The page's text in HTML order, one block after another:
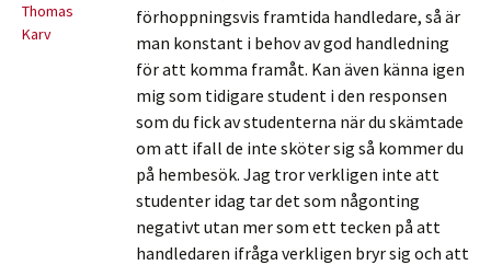
Thomas
Karv
förhoppningsvis framtida handledare, så är
man konstant i behov av god handledning
för att komma framåt. Kan även känna igen
mig som tidigare student i den responsen
som du fick av studenterna när du skämtade
om att ifall de inte sköter sig så kommer du
på hembesök. Jag tror verkligen inte att
studenter idag tar det som någonting
negativt utan mer som ett tecken på att
handledaren ifråga verkligen bryr sig och att